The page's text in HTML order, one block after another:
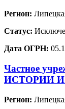
Регион:
Статус:
Дата ОГРН:
Частное
ИСТОРИИ И
Регион: